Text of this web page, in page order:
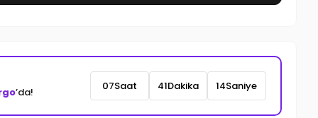
’da! 07Saat 41Dakika 12Saniye